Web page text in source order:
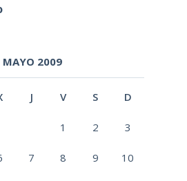
MAYO 2009
J V S D
1 2 3
7 8 9 10